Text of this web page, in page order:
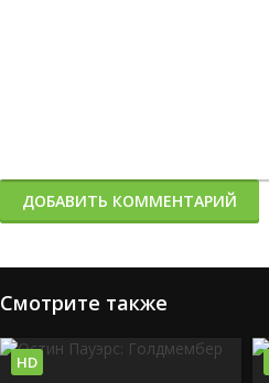
ДОБАВИТЬ КОММЕНТАРИЙ
Смотрите также
HD